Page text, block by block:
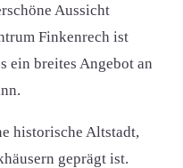
Aussicht
Finkenrech ist
ein breites Angebot an
historische Altstadt,
geprägt ist.